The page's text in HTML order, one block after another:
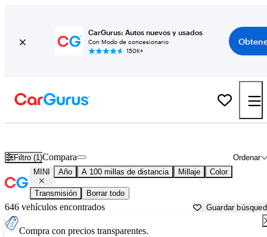
CarGurus: Autos nuevos y usados
Con Modo de concesionario
150K+
Filtro (1) Ordenar
Compara
MINI Año A 100 millas de distancia Millaje Color
Transmisión Borrar todo
646 vehículos encontrados Guardar
Compra con precios transparentes.